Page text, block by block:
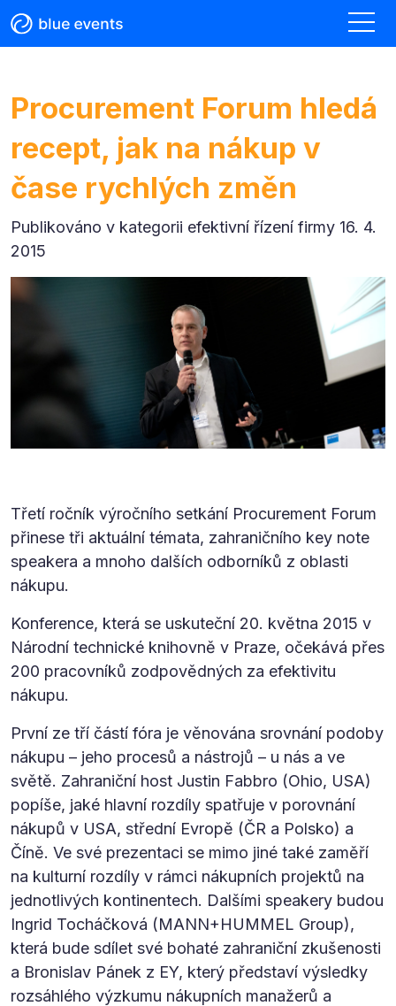
Procurement Forum hledá
recept, jak na nákup v
čase rychlých změn
Publikováno v kategorii efektivní řízení firmy 16. 4.
2015
Třetí ročník výročního setkání Procurement Forum
přinese tři aktuální témata, zahraničního key note
speakera a mnoho dalších odborníků z oblasti
nákupu.
Konference, která se uskuteční 20. května 2015 v
Národní technické knihovně v Praze, očekává přes
200 pracovníků zodpovědných za efektivitu
nákupu.
První ze tří částí fóra je věnována srovnání podoby
nákupu – jeho procesů a nástrojů – u nás a ve
světě. Zahraniční host Justin Fabbro (Ohio, USA)
popíše, jaké hlavní rozdíly spatřuje v porovnání
nákupů v USA, střední Evropě (ČR a Polsko) a
Číně. Ve své prezentaci se mimo jiné také zaměří
na kulturní rozdíly v rámci nákupních projektů na
jednotlivých kontinentech. Dalšími speakery budou
Ingrid Tocháčková (MANN+HUMMEL Group),
která bude sdílet své bohaté zahraniční zkušenosti
a Bronislav Pánek z EY, který představí výsledky
rozsáhlého výzkumu nákupních manažerů a